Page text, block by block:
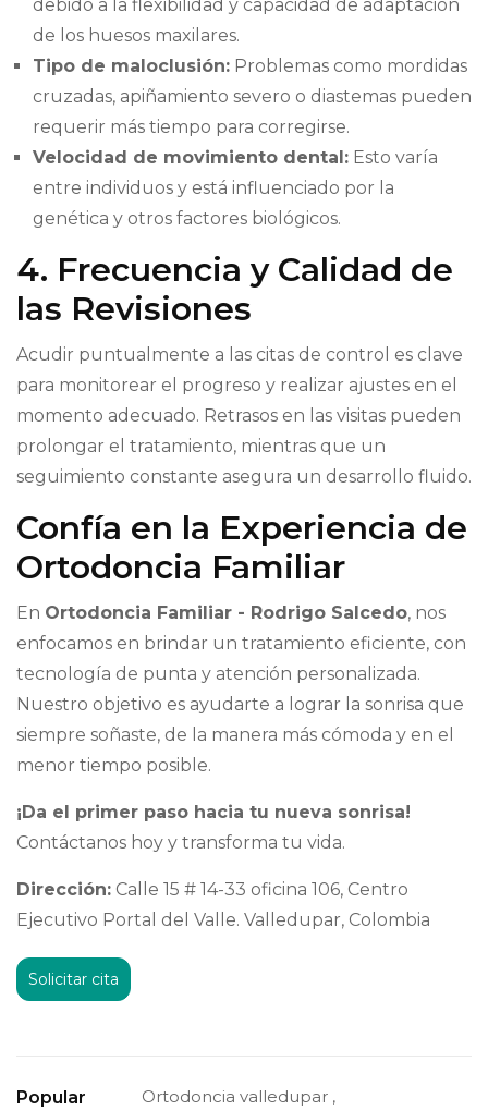
debido a la flexibilidad y capacidad de adaptación
de los huesos maxilares.
Tipo de maloclusión: Problemas como mordidas
cruzadas, apiñamiento severo o diastemas pueden
requerir más tiempo para corregirse.
Velocidad de movimiento dental: Esto varía
entre individuos y está influenciado por la
genética y otros factores biológicos.
4. Frecuencia y Calidad de
las Revisiones
Acudir puntualmente a las citas de control es clave
para monitorear el progreso y realizar ajustes en el
momento adecuado. Retrasos en las visitas pueden
prolongar el tratamiento, mientras que un
seguimiento constante asegura un desarrollo fluido.
Confía en la Experiencia de
Ortodoncia Familiar
En Ortodoncia Familiar - Rodrigo Salcedo, nos
enfocamos en brindar un tratamiento eficiente, con
tecnología de punta y atención personalizada.
Nuestro objetivo es ayudarte a lograr la sonrisa que
siempre soñaste, de la manera más cómoda y en el
menor tiempo posible.
¡Da el primer paso hacia tu nueva sonrisa!
Contáctanos hoy y transforma tu vida.
Dirección: Calle 15 # 14-33 oficina 106, Centro
Ejecutivo Portal del Valle. Valledupar, Colombia
Solicitar cita
Popular
Ortodoncia valledupar